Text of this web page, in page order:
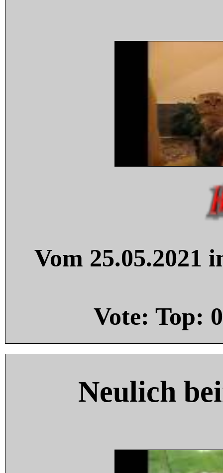
Vom 25.05.2021
Vote: Top: 0
Neulich